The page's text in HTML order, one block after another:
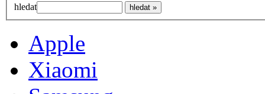
hledat
Apple
Xiaomi